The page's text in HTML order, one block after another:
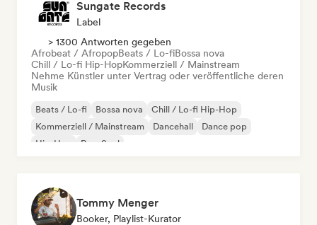
Sungate Records
Label
> 1300 Antworten gegeben
Afrobeat / AfropopBeats / Lo-fiBossa nova
Chill / Lo-fi Hip-HopKommerziell / Mainstream
Nehme Künstler unter Vertrag oder veröffentliche deren
Musik
Beats / Lo-fi Bossa nova
Chill / Lo-fi Hip-Hop
Kommerziell / Mainstream
Dancehall
Dance pop
Hip-Hop
Pop-Soul
Tommy Menger
Booker, Playlist-Kurator